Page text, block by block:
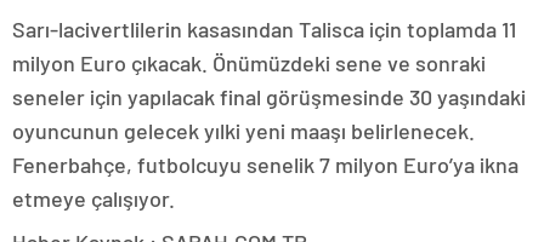
Sarı-lacivertlilerin kasasından Talisca için toplamda 11
milyon Euro çıkacak. Önümüzdeki sene ve sonraki
seneler için yapılacak final görüşmesinde 30 yaşındaki
oyuncunun gelecek yılki yeni maaşı belirlenecek.
Fenerbahçe, futbolcuyu senelik 7 milyon Euro’ya ikna
etmeye çalışıyor.